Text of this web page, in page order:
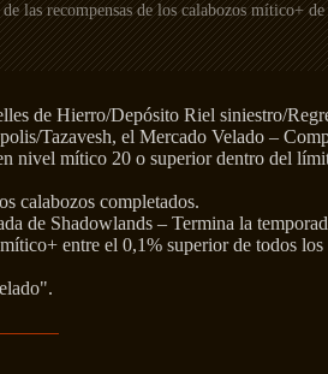
las recompensas de los calabozos mítico+
de Hierro/Depósito Riel siniestro/
Tazavesh, el Mercado Velado –
nivel mítico 20 o superior dentro del
calabozos completados.
de Shadowlands – Termina la
entre el 0,1% superior de todos los